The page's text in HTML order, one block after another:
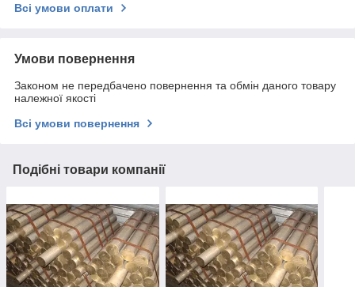
Всі умови оплати
Умови повернення
Законом не передбачено повернення та обмін даного товару
належної якості
Всі умови повернення
Подібні товари компанії